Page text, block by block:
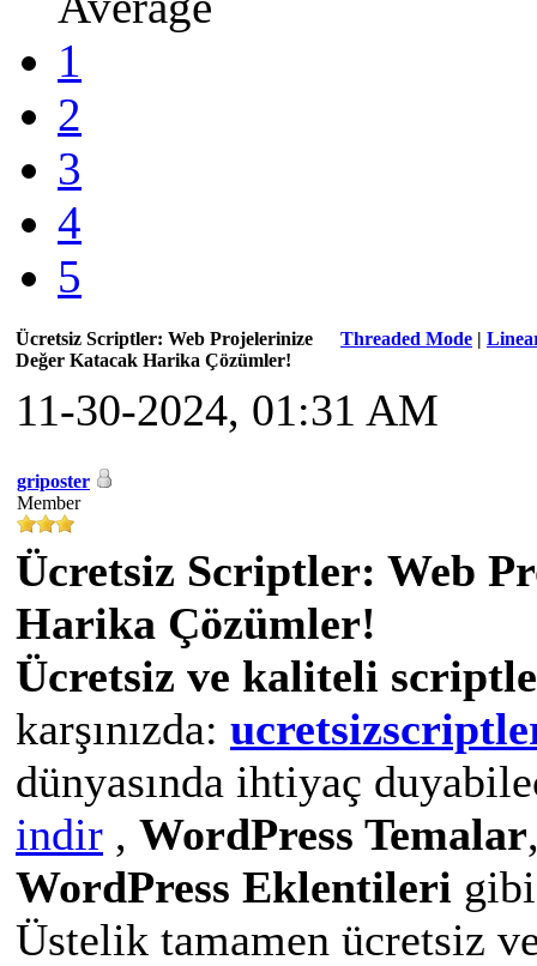
1
2
3
4
5
Threaded Mode |
Ücretsiz Scriptler: Web Projelerinize
Değer Katacak Harika Çözümler!
11-30-2024, 01:31 AM
griposter
Member
Ücretsiz Scriptler: Web
Harika Çözümler!
Ücretsiz ve kaliteli
karşınızda:
dünyasında ihtiyaç
indir , WordPress Temalar
WordPress Eklentileri
Üstelik tamamen ücretsiz